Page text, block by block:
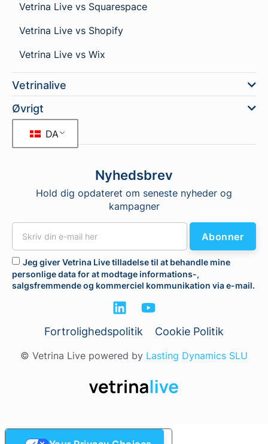
Vetrina Live vs Squarespace
Vetrina Live vs Shopify
Vetrina Live vs Wix
Vetrinalive
Øvrigt
DA
Nyhedsbrev
Hold dig opdateret om seneste nyheder og
kampagner
Jeg giver Vetrina Live tilladelse til at behandle mine
personlige data for at modtage informations-,
salgsfremmende og kommerciel kommunikation via e-mail.
Abonner
Fortrolighedspolitik Cookie Politik
© Vetrina Live powered by Lasting Dynamics SLU